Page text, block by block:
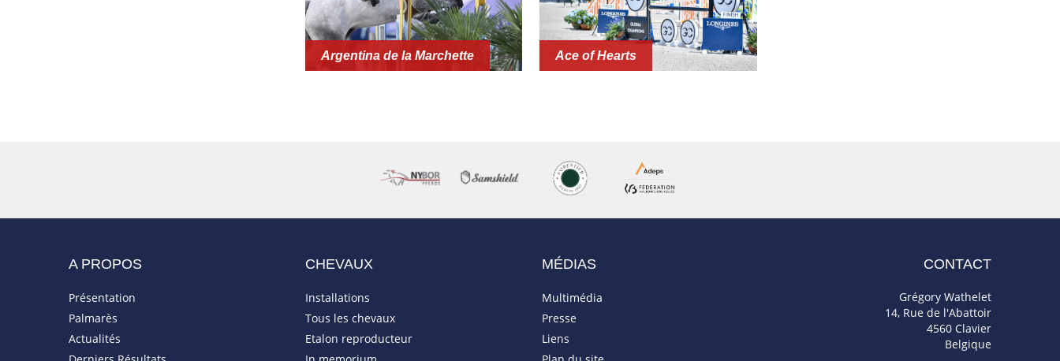
Argentina de la Marchette Ace of Hearts
A PROPOS
Présentation
Palmarès
Actualités
CHEVAUX
Installations
Tous les chevaux
Etalon reproducteur
MÉDIAS
Multimédia
Presse
Liens
CONTACT
Grégory Wathelet
14, Rue de l'Abattoir
4560 Clavier
Belgique